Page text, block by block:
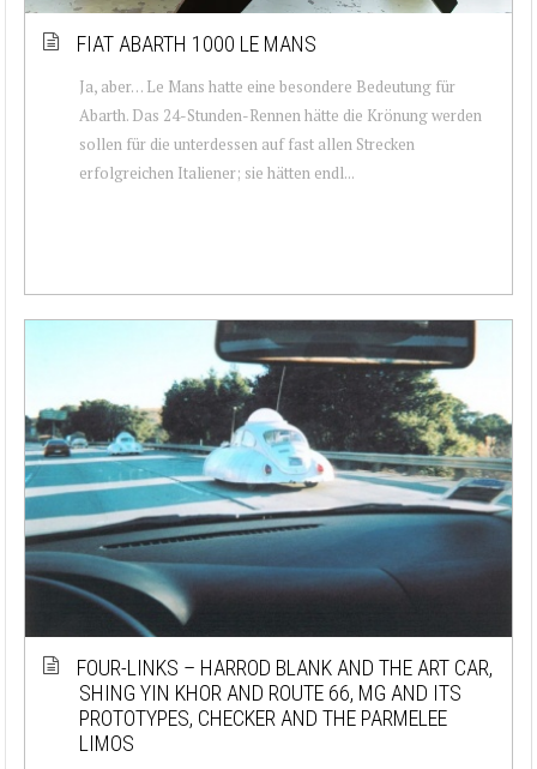
FIAT ABARTH 1000 LE MANS
Ja, aber… Le Mans hatte eine besondere Bedeutung für
Abarth. Das 24-Stunden-Rennen hätte die Krönung werden
sollen für die unterdessen auf fast allen Strecken
erfolgreichen Italiener; sie hätten endl...
FOUR-LINKS – HARROD BLANK AND THE ART CAR,
SHING YIN KHOR AND ROUTE 66, MG AND ITS
PROTOTYPES, CHECKER AND THE PARMELEE
LIMOS